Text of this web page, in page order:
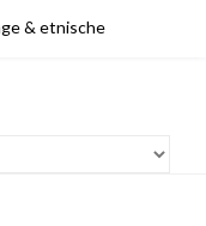
& etnische